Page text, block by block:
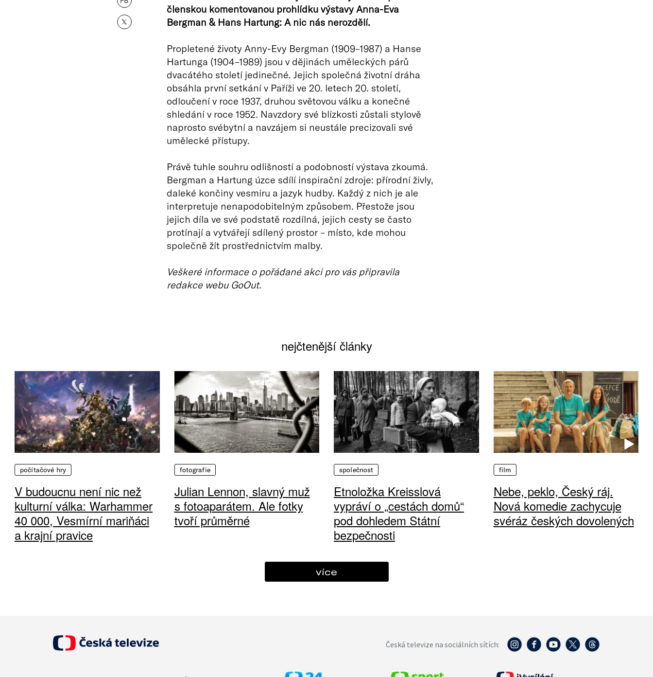
𝕏
členskou komentovanou prohlídku výstavy Anna-Eva
Bergman & Hans Hartung: A nic nás nerozdělí.
Propletené životy Anny-Evy Bergman (1909–1987) a Hanse
Hartunga (1904–1989) jsou v dějinách uměleckých párů
dvacátého století jedinečné. Jejich společná životní dráha
obsáhla první setkání v Paříži ve 20. letech 20. století,
odloučení v roce 1937, druhou světovou válku a konečné
shledání v roce 1952. Navzdory své blízkosti zůstali stylově
naprosto svébytní a navzájem si neustále precizovali své
umělecké přístupy.
Právě tuhle souhru odlišností a podobností výstava zkoumá.
Bergman a Hartung úzce sdílí inspirační zdroje: přírodní živly,
daleké končiny vesmíru a jazyk hudby. Každý z nich je ale
interpretuje nenapodobitelným způsobem. Přestože jsou
jejich díla ve své podstatě rozdílná, jejich cesty se často
protínají a vytvářejí sdílený prostor – místo, kde mohou
společně žít prostřednictvím malby.
Veškeré informace o pořádané akci pro vás připravila
redakce webu GoOut.
nejčtenější články
počítačové hry
V budoucnu není nic než
kulturní válka: Warhammer
40 000, Vesmírní mariňáci
a krajní pravice
fotografie
Julian Lennon, slavný muž
s fotoaparátem. Ale fotky
tvoří průměrné
společnost
Etnoložka Kreisslová
vypráví o „cestách domů“
pod dohledem Státní
bezpečnosti
film
Nebe, peklo, Český ráj.
Nová komedie zachycuje
svéráz českých dovolených
více
Česká televize na sociálních sítích: